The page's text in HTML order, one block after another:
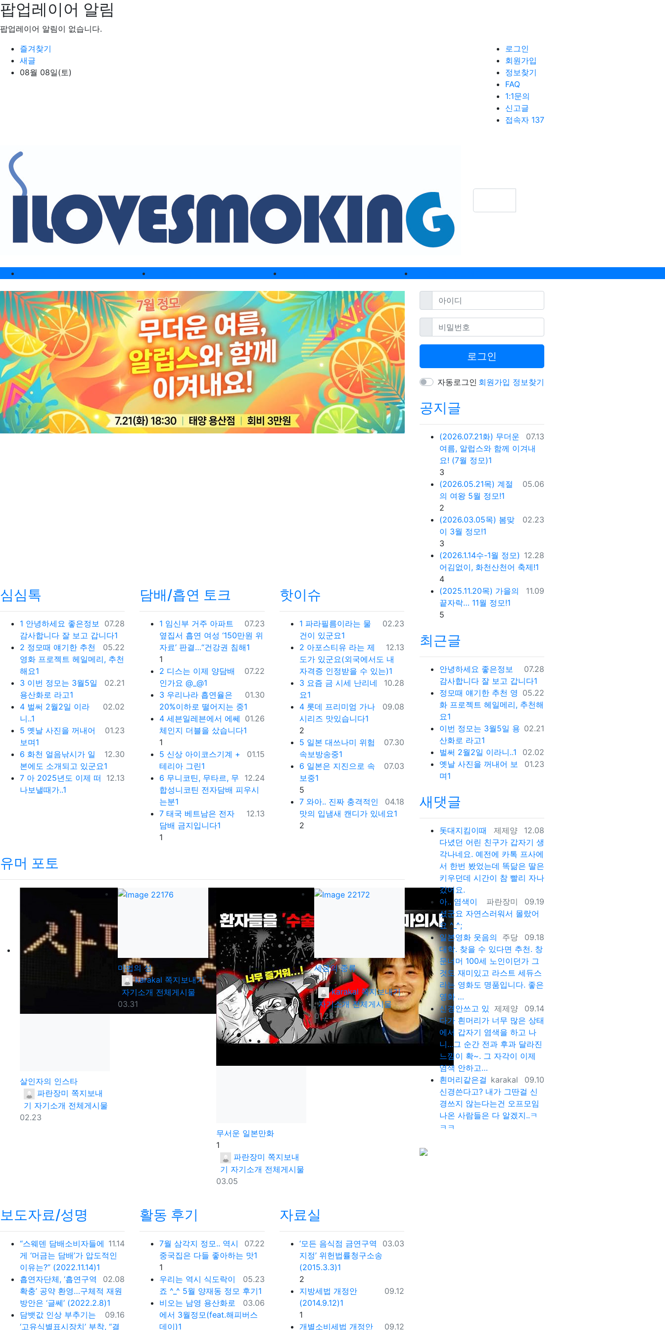
Loading...
팝업레이어 알림
팝업레이어 알림이 없습니다.
상단 네비
즐겨찾기
새글
08월 08일(토)
로그인
회원가입
정보찾기
FAQ
1:1문의
신고글
접속자 137
메인 메뉴
심심톡
등록일
07.28
1 안녕하세요 좋은정보
감사합니다 잘 보고 갑니다1
등록일
05.22
2 정모때 얘기한 추천
영화 프로젝트 헤일메리, 추천
해요1
등록일
02.21
3 이번 정모는 3월5일
용산화로 라고1
등록일
02.02
4 벌써 2월2일 이라
니..1
등록일
01.23
5 옛날 사진을 꺼내어
보며1
등록일
12.30
6 화천 얼음낚시가 일
본에도 소개되고 있군요1
등록일
12.13
7 아 2025년도 이제 떠
나보낼때가..1
담배/흡연 토크
등록일
07.23
1 임신부 거주 아파트
옆집서 흡연 여성 ‘150만원 위
자료’ 판결…“건강권 침해1
댓글
1
등록일
07.22
2 디스는 이제 양담배
인가요 @_@1
등록일
01.30
3 우리나라 흡연율은
20%이하로 떨어지는 중1
등록일
01.26
4 세븐일레븐에서 에쎄
체인지 더블을 샀습니다1
댓글
1
등록일
01.15
5 신상 아이코스기계 +
테리아 그린1
등록일
12.24
6 무니코틴, 무타르, 무
합성니코틴 전자담배 피우시
는분1
등록일
12.13
7 태국 베트남은 전자
담배 금지입니다1
댓글
1
핫이슈
등록일
02.23
1 파라필름이라는 물
건이 있군요1
등록일
12.13
2 아포스티유 라는 제
도가 있군요(외국에서도 내
자격증 인정받을 수 있는)1
등록일
10.28
3 요즘 금 시세 난리네
요1
등록일
09.08
4롯데 프리미엄 가나
시리즈 맛있습니다1
댓글
2
등록일
07.30
5 일본 대쓰나미 위험
속보방송중1
등록일
07.03
6 일본은 지진으로 속
보중1
댓글
5
등록일
04.18
7와아.. 진짜 충격적인
맛의 입냄새 캔디가 있네요1
댓글
2
유머 포토
살인자의 인스타
등록자파란장미 쪽지보내
기 자기소개 전체게시물
등록일
02.23
마법의 성
등록자
karakal 쪽지보내기
자기소개 전체게시물
등록일
03.31
무서운 일본만화
댓글
1
등록자파란장미 쪽지보내
기 자기소개 전체게시물
등록일
03.05
세금의 종류
댓글
1
등록자karakal 쪽지보내기
자기소개 전체게시물
등록일
01.28
보도자료/성명
등록일
11.14
“스웨덴 담배소비자들에
게 ‘머금는 담배’가 압도적인
이유는?” (2022.11.14)1
등록일
02.08
흡연자단체, ‘흡연구역
확충’ 공약 환영…구체적 재원
방안은 ‘글쎄’ (2022.2.8)1
등록일
09.16
담뱃값 인상 부추기는
‘고유식별표시장치’ 부착, “결
활동 후기
등록일
07.22
7월 삼각지 정모.. 역시
중국집은 다들 좋아하는 맛1
댓글
1
등록일
05.23
우리는 역시 식도락이
죠 ^_^ 5월 양재동 정모 후기1
등록일
03.06
비오는 남영 용산화로
에서 3월정모(feat.해피버스
데이)1
자료실
등록일
03.03
‘모든 음식점 금연구역
지정’ 위헌법률청구소송
(2015.3.3)1
댓글
2
등록일
09.12
지방세법 개정안
(2014.9.12)1
댓글
1
등록일
09.12
개별소비세법 개정안
아이디필수
비밀번호필수
로그인
자동로그인 회원가입 정보찾기
공지글
등록일
07.13
(2026.07.21화) 무더운
여름, 알럽스와 함께 이겨내
요! (7월 정모)1
댓글
3
등록일
05.06
(2026.05.21목) 계절
의 여왕 5월 정모!1
댓글
2
등록일
02.23
(2026.03.05목) 봄맞
이 3월 정모!1
댓글
3
등록일
12.28
(2026.1.14수-1월 정모)
어김없이, 화천산천어 축제!1
댓글
4
등록일
11.09
(2025.11.20목) 가을의
끝자락… 11월 정모!1
댓글
5
최근글
등록일
07.28
안녕하세요 좋은정보
감사합니다 잘 보고 갑니다1
등록일
05.22
정모때 얘기한 추천 영
화 프로젝트 헤일메리, 추천해
요1
등록일
02.21
이번 정모는 3월5일 용
산화로 라고1
등록일
02.02
벌써 2월2일 이라니..1
등록일
01.23
옛날 사진을 꺼내어 보
며1
새댓글
등록자
제제양 등록일
12.08
돗대지킴이때
다녔던 어린 친구가 갑자기 생
각나네요. 예전에 카톡 프사에
서 한번 봤었는데 똑닮은 딸은
키우던데 시간이 참 빨리 자나
갔어요.
등록자
파란장미 등록일
09.19
아.. 염색이
셨군요 자연스러워서 몰랐어
요 ^_^;
등록자
주당 등록일
09.18
일본영화 웃음의
대학. 찾을 수 있다면 추천. 창
문너머 100세 노인이던가 그
것도 재미있고 라스트 세듀스
라는 영화도 명품입니다. 좋은
영화 …
등록자
제제양 등록일
09.14
신경안쓰고 있
다가 흰머리가 너무 많은 상태
에서 갑자기 염색을 하고 나
니...그 순간 전과 후과 달라진
느낌이 확~. 그 자각이 이제
염색 안하고…
등록자
karakal 등록일
09.10
흰머리같은걸
신경쓴다고? 내가 그딴걸 신
경쓰지 않는다는건 오프모임
나온 사람들은 다 알겠지..ㅋ
ㅋㅋ